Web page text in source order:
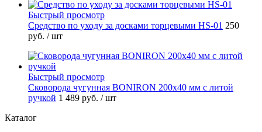
Быстрый просмотр
Средство по уходу за досками торцевыми HS-01 250
руб. / шт
Быстрый просмотр
Сковорода чугунная BONIRON 200х40 мм с литой
ручкой 1 489 руб. / шт
Каталог